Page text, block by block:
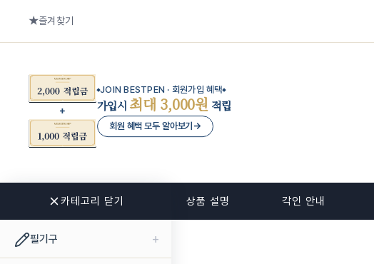
즐겨찾기
JOIN BESTPEN · 회원가입 혜택
가입시 최대 3,000원 적립
회원 혜택 모두 알아보기 →
카테고리 닫기
필기구 +
관련 상품 상품 설명 각인 안내